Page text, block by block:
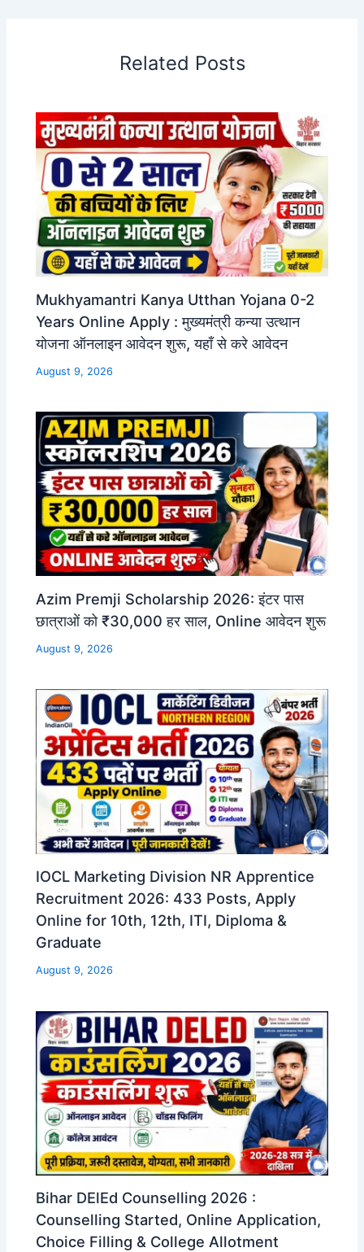
Related Posts
Mukhyamantri Kanya Utthan Yojana 0-2
Years Online Apply : मुख्यमंत्री कन्या उत्थान
योजना ऑनलाइन आवेदन शुरू, यहाँ से करे आवेदन
August 9, 2026
Azim Premji Scholarship 2026: इंटर पास
छात्राओं को ₹30,000 हर साल, Online आवेदन शुरू
August 9, 2026
IOCL Marketing Division NR Apprentice
Recruitment 2026: 433 Posts, Apply
Online for 10th, 12th, ITI, Diploma &
Graduate
August 9, 2026
Bihar DElEd Counselling 2026 :
Counselling Started, Online Application,
Choice Filling & College Allotment